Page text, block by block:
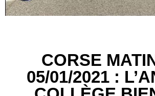
CORSE
05/01/2021 :